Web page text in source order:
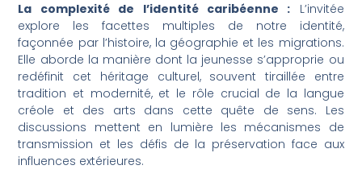
La complexité de l’identité caribéenne : L’invitée
explore les facettes multiples de notre identité,
façonnée par l’histoire, la géographie et les migrations.
Elle aborde la manière dont la jeunesse s’approprie ou
redéfinit cet héritage culturel, souvent tiraillée entre
tradition et modernité, et le rôle crucial de la langue
créole et des arts dans cette quête de sens. Les
discussions mettent en lumière les mécanismes de
transmission et les défis de la préservation face aux
influences extérieures.